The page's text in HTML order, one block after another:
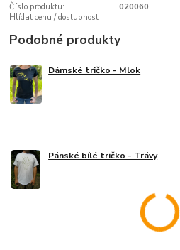
Číslo produktu:
020060
Hlídat cenu / dostupnost
Podobné produkty
Dámské tričko - Mlok
Pánské bílé tričko - Trávy